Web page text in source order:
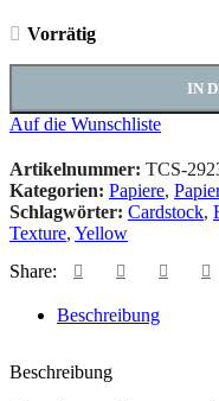
Vorrätig
IN
Auf die Wunschliste
Artikelnummer: TCS-
Kategorien: Papiere,
Schlagwörter: Cardstock,
Texture, Yellow
Share:
Beschreibung
Beschreibung